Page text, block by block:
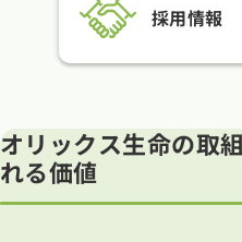
採用情報
オリックス生命の取
れる価値